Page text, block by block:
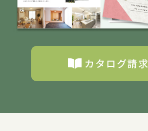
カタログ請求